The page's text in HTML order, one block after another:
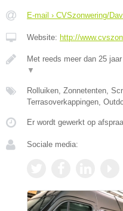
E-mail › CVSzonwering/
Website: http://
Met reeds meer dan 25
▼
Rolluiken, Zonnetenten,
Terrasoverkappingen,
Er wordt gewerkt op
Sociale media: